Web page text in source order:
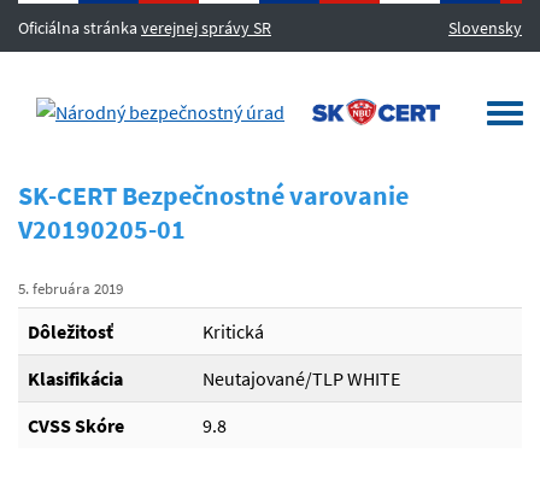
Oficiálna stránka verejnej správy SR Slovensky
MENU
SK-CERT Bezpečnostné varovanie
V20190205-01
5. februára 2019
Dôležitosť
Kritická
Klasifikácia
Neutajované/TLP WHITE
CVSS Skóre
9.8